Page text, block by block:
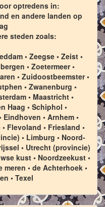
optredens in:
en andere landen op
steden zoals:
• Zeegse • Zeist •
• Zoetermeer •
• Zuidoostbeemster •
• Zwanenburg •
• Maastricht •
Haag • Schiphol •
• Arnhem •
Flevoland • Friesland •
• Limburg • Noord-
• Utrecht (provincie)
kust • Noordzeekust •
meren • de Achterhoek •
• Texel